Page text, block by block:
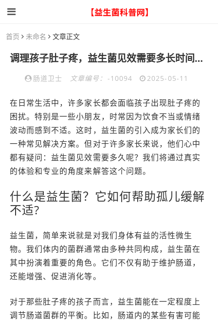
首页 未命名 文章正文
调理孩子肚子疼，益生菌见效需要多长时间？真实体验
肠道卫士 文章编号： -10094 2025-05-11
在日常生活中，许多家长都会面临孩子出现肚子疼的
困扰。特别是一些小朋友，时常因为饮食不当或情绪
波动而感到不适。这时，益生菌的引入成为家长们的
一种常见解决方案。但对于许多家长来说，他们心中
都有疑问：益生菌见效需要多久呢？我们将通过真实
的体验和专业的角度来解答这个问题。
什么是益生菌？它如何帮助孤儿缓解
不适?
益生菌，简单来说就是对我们身体有益的活性微生
物。我们体内的菌群通常由多种共同构成，益生菌在
其中扮演着重要的角色。它们不仅有助于维护肠道，
还能增强、促进消化等。
对于那些肚子疼的孩子而言，益生菌能在一定程度上
调节肠道菌群的平衡。比如，肠道内的某些有害可能